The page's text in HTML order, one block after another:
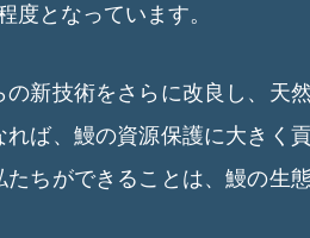
度となっています。
の新技術をさらに改良し、天
れば、鰻の資源保護に大きく
たちができることは、鰻の生